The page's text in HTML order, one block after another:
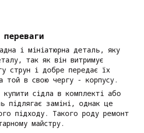
і мініатюрна деталь, яку
так як він витримує
струн і добре передає їх
той в свою чергу - корпусу.
сідла в комплекті або
підлягає заміні, однак це
підходу. Такого роду ремонт
майстру.